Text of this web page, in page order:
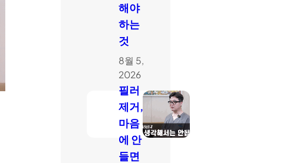
해야
하는
것
8월 5,
2026
필러
제거,
마음
에 안
들면